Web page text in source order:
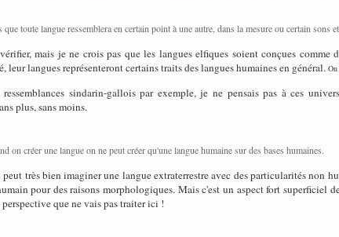
toute langue ressemblera en certain point à une autre, dans la mesure ou certain sons
mais je ne crois pas que les langues elfiques soient conçues comme
leur langues représenteront certains traits des langues humaines en général. On
sindarin-gallois par exemple, je ne pensais pas à ces
plus, sans moins.
on créer une langue on ne peut créer qu'une langue humaine sur des bases humaines.
très bien imaginer une langue extraterrestre avec des particularités
pour des raisons morphologiques. Mais c'est un aspect fort superficiel
que ne vais pas traiter ici !